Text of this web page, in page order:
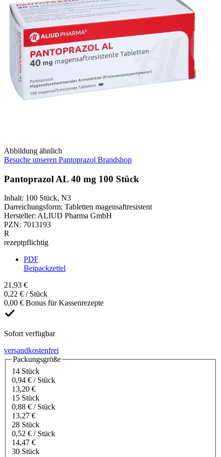
Abbildung ähnlich
Besuche unseren Pantoprazol Brandshop
Pantoprazol AL 40 mg 100 Stück
Inhalt: 100 Stück, N3
Darreichungsform: Tabletten magensaftresistent
Hersteller: ALIUD Pharma GmbH
PZN: 7013193
R
rezeptpflichtig
PDF
Beipackzettel
21,93 €
0,22 € / Stück
0,00 € Bonus für Kassenrezepte
Sofort verfügbar
versandkostenfrei
Packungsgröße
14 Stück
0,94 € / Stück
13,20 €
15 Stück
0,88 € / Stück
13,27 €
28 Stück
0,52 € / Stück
14,47 €
30 Stück